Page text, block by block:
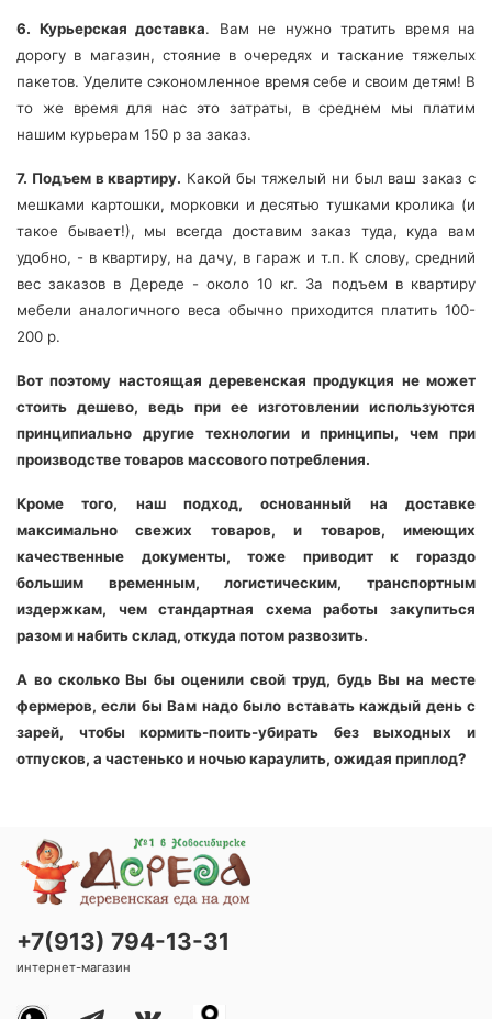
6. Курьерская доставка. Вам не нужно тратить время на
дорогу в магазин, стояние в очередях и таскание тяжелых
пакетов. Уделите сэкономленное время себе и своим детям! В
то же время для нас это затраты, в среднем мы платим
нашим курьерам 150 р за заказ.
7. Подъем в квартиру. Какой бы тяжелый ни был ваш заказ с
мешками картошки, морковки и десятью тушками кролика (и
такое бывает!), мы всегда доставим заказ туда, куда вам
удобно, - в квартиру, на дачу, в гараж и т.п. К слову, средний
вес заказов в Дереде - около 10 кг. За подъем в квартиру
мебели аналогичного веса обычно приходится платить 100-
200 р.
Вот поэтому настоящая деревенская продукция не может
стоить дешево, ведь при ее изготовлении используются
принципиально другие технологии и принципы, чем при
производстве товаров массового потребления.
Кроме того, наш подход, основанный на доставке
максимально свежих товаров, и товаров, имеющих
качественные документы, тоже приводит к гораздо
большим временным, логистическим, транспортным
издержкам, чем стандартная схема работы закупиться
разом и набить склад, откуда потом развозить.
А во сколько Вы бы оценили свой труд, будь Вы на месте
фермеров, если бы Вам надо было вставать каждый день с
зарей, чтобы кормить-поить-убирать без выходных и
отпусков, а частенько и ночью караулить, ожидая приплод?
+7(913) 794-13-31
интернет-магазин